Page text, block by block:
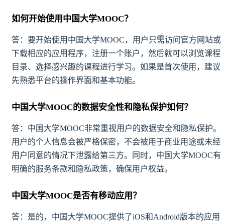
如何开始使用中国大学MOOC？
答：要开始使用中国大学MOOC，用户只需访问官方网站或
下载相应的应用程序，注册一个账户，然后就可以浏览课程
目录、选择感兴趣的课程进行学习。如果是首次使用，建议
先熟悉平台的操作界面和基本功能。
中国大学MOOC的数据安全性和隐私保护如何？
答：中国大学MOOC非常重视用户的数据安全和隐私保护。
用户的个人信息会被严格保密，不会被用于商业用途或未经
用户同意的情况下泄露给第三方。同时，中国大学MOOC有
明确的服务条款和隐私政策，确保用户权益。
中国大学MOOC是否有移动应用？
答：是的，中国大学MOOC提供了iOS和Android版本的应用